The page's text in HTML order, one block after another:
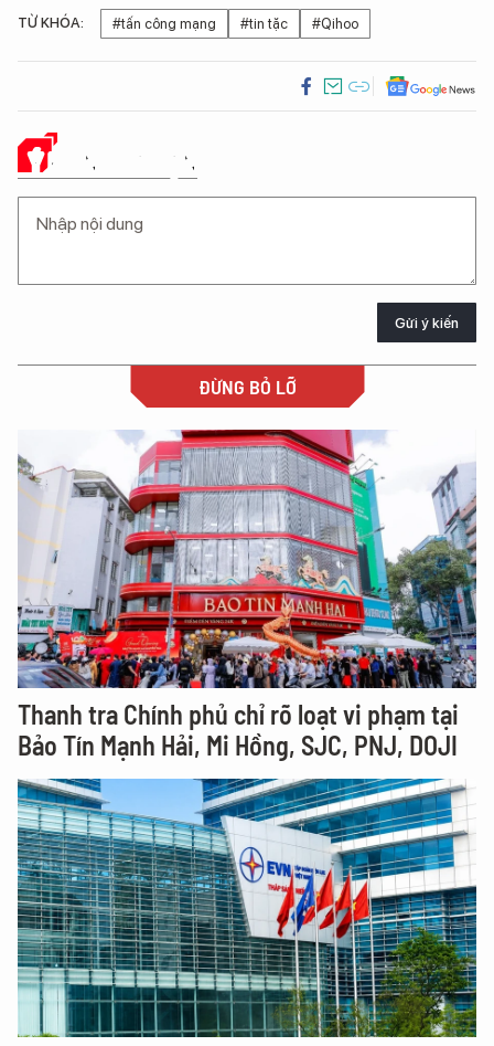
TỪ KHÓA: #tấn công mạng #tin tặc #Qihoo
Ý KIẾN CỦA BẠN
Gửi ý kiến
ĐỪNG BỎ LỠ
Thanh tra Chính phủ chỉ rõ loạt vi phạm tại
Bảo Tín Mạnh Hải, Mi Hồng, SJC, PNJ, DOJI